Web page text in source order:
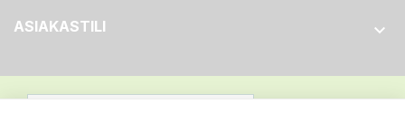
ASIAKASTILI 